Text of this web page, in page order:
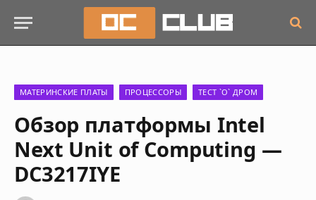
МАТЕРИНСКИЕ ПЛАТЫ ПРОЦЕССОРЫ ТЕСТ `О` ДРОМ
Обзор платформы Intel
Next Unit of Computing —
DC3217IYE